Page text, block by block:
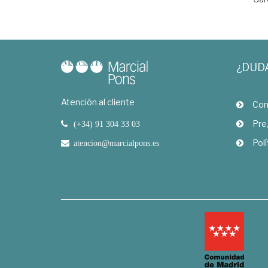
Atención al cliente
(+34) 91 304 33 03
atencion@marcialpons.es